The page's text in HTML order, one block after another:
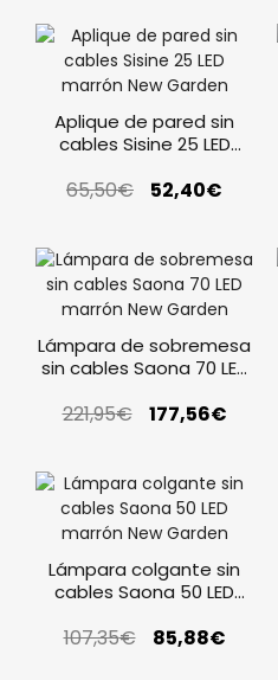
Aplique de pared sin
cables Sisine 25 LED
65,50€ 52,40€
Lámpara de sobremesa
sin cables Saona 70 LED
221,95€ 177,56€
Lámpara colgante sin
cables Saona 50 LED
107,35€ 85,88€